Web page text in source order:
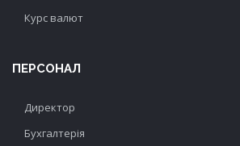
Курс валют
ПЕРСОНАЛ
Директор
Бухгалтерія